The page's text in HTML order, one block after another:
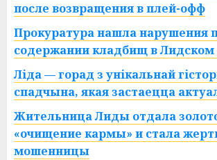
после возвращения в плей-офф
Прокуратура нашла нарушения
содержании кладбищ в Лидском
Ліда — горад з унікальнай
спадчына, якая застаецца
Жительница Лиды отдала
«очищение кармы» и стала
мошенницы